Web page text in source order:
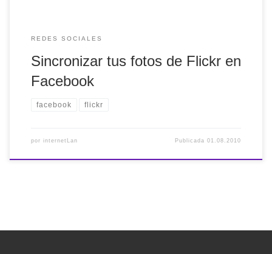
REDES SOCIALES
Sincronizar tus fotos de Flickr en
Facebook
facebook flickr
por internetLan Publicada01.08.2010